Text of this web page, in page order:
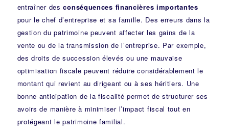
entraîner desconséquences financières importantes
pour le chef d’entreprise et sa famille. Des erreurs dans la
gestion du patrimoine peuvent affecter les gains de la
vente ou de la transmission de l’entreprise. Par exemple,
des droits de succession élevés ou une mauvaise
optimisation fiscale peuvent réduire considérablement le
montant qui revient au dirigeant ou à ses héritiers. Une
bonne anticipation de la fiscalité permet de structurer ses
avoirs de manière à minimiser l’impact fiscal tout en
protégeant le patrimoine familial.